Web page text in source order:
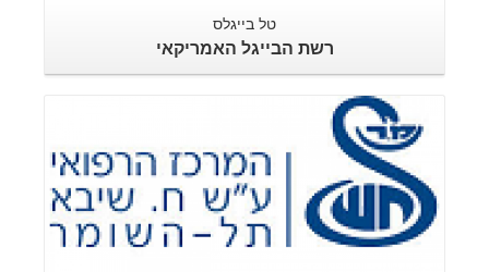
טל בייגלס
רשת הבייגל האמריקאי